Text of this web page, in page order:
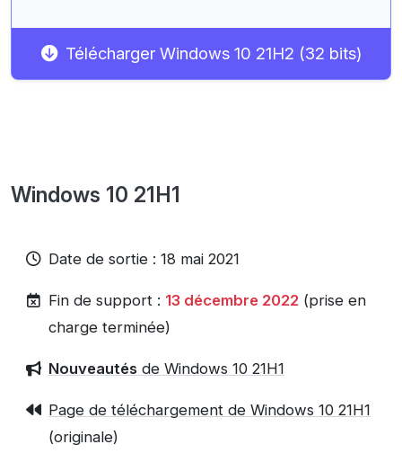
Télécharger Windows 10 21H2 (32 bits)
Windows 10 21H1
Date de sortie : 18 mai 2021
Fin de support : 13 décembre 2022 (prise en
charge terminée)
Nouveautés de Windows 10 21H1
Page de téléchargement de Windows 10 21H1
(originale)